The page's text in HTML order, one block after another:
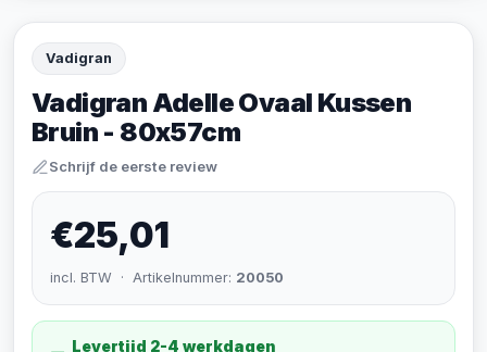
Vadigran
Vadigran Adelle Ovaal Kussen
Bruin - 80x57cm
Schrijf de eerste review
€25,01
incl. BTW · Artikelnummer: 20050
Levertijd 2-4 werkdagen